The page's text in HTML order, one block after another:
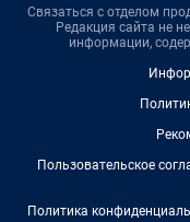
Связаться с отделом
Редакция сайта не
информации,
Пользовательское
Политика